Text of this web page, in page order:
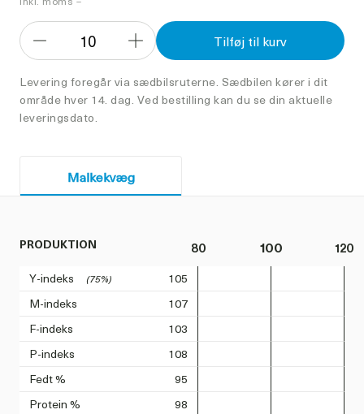
Formindsk
10
Forøg
Tilføj til kurv
Levering foregår via sædbilsruterne. Sædbilen kører i dit
område hver 14. dag. Ved bestilling kan du se din aktuelle
leveringsdato.
Malkekvæg
PRODUKTION 80 100 120
Y-indeks (75%)
105
M-indeks
107
F-indeks
103
P-indeks
108
Fedt %
95
Protein %
98